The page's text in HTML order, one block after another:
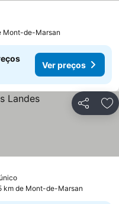
Mont-de-Marsan
Ver preços
Partilhar
Ver preços
km de Mont-de-Marsan